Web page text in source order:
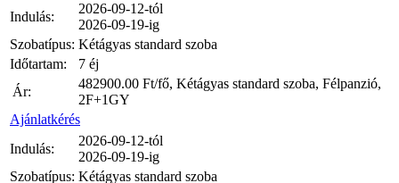
Indulás:
2026-09-12-tól
2026-09-19-ig
Szobatípus: Kétágyas standard szoba
Időtartam:
7 éj
Ár:
482900.00 Ft/fő, Kétágyas standard szoba, Félpanzió,
2F+1GY
Ajánlatkérés
Indulás:
2026-09-12-tól
2026-09-19-ig
Szobatípus: Kétágyas standard szoba